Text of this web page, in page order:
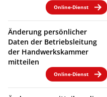
Online-Dienst
Änderung persönlicher
Daten der Betriebsleitung
der Handwerkskammer
mitteilen
Online-Dienst